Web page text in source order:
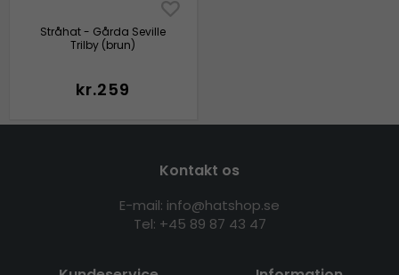
Stråhat - Gårda Seville
Trilby (brun)
kr.259
Kontakt os
E-mail: info@hatshop.se
Tel: +45 89 87 43 47